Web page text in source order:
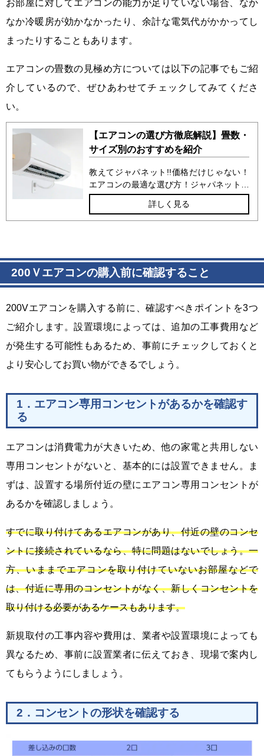
お部屋に対してエアコンの能力が足りていない場合、なか
なか冷暖房が効かなかったり、余計な電気代がかかってし
まったりすることもあります。
エアコンの畳数の見極め方については以下の記事でもご紹
介しているので、ぜひあわせてチェックしてみてくださ
い。
【エアコンの選び方徹底解説】畳数・
サイズ別のおすすめを紹介
教えてジャパネット!!価格だけじゃない！
エアコンの最適な選び方！ジャパネットが
おすすめするエアコンを比較する際に見る
べきポイントはココ！しっかり選べば家計
にもやさしい！「こんなお部屋には大きめ
能」。
詳しく見る
200Ｖエアコンの購入前に確認すること
200Vエアコンを購入する前に、確認すべきポイントを3つ
ご紹介します。設置環境によっては、追加の工事費用など
が発生する可能性もあるため、事前にチェックしておくと
より安心してお買い物ができるでしょう。
1．エアコン専用コンセントがあるかを確認す
る
エアコンは消費電力が大きいため、他の家電と共用しない
専用コンセントがないと、基本的には設置できません。ま
ずは、設置する場所付近の壁にエアコン専用コンセントが
あるかを確認しましょう。
すでに取り付けてあるエアコンがあり、付近の壁のコンセ
ントに接続されているなら、特に問題はないでしょう。一
方、いままでエアコンを取り付けていないお部屋などで
は、付近に専用のコンセントがなく、新しくコンセントを
取り付ける必要があるケースもあります。
新規取付の工事内容や費用は、業者や設置環境によっても
異なるため、事前に設置業者に伝えておき、現場で案内し
てもらうようにしましょう。
2．コンセントの形状を確認する